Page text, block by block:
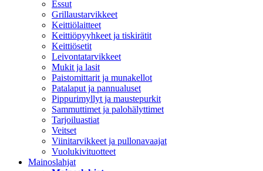
Essut
Grillaustarvikkeet
Keittiölaitteet
Keittiöpyyhkeet ja tiskirätit
Keittiösetit
Leivontatarvikkeet
Mukit ja lasit
Paistomittarit ja munakellot
Patalaput ja pannualuset
Pippurimyllyt ja maustepurkit
Sammuttimet ja palohälyttimet
Tarjoiluastiat
Veitset
Viinitarvikkeet ja pullonavaajat
Vuolukivituotteet
Mainoslahjat